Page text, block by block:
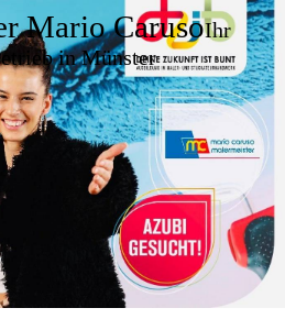
Mario CarusoIhr
in Münster